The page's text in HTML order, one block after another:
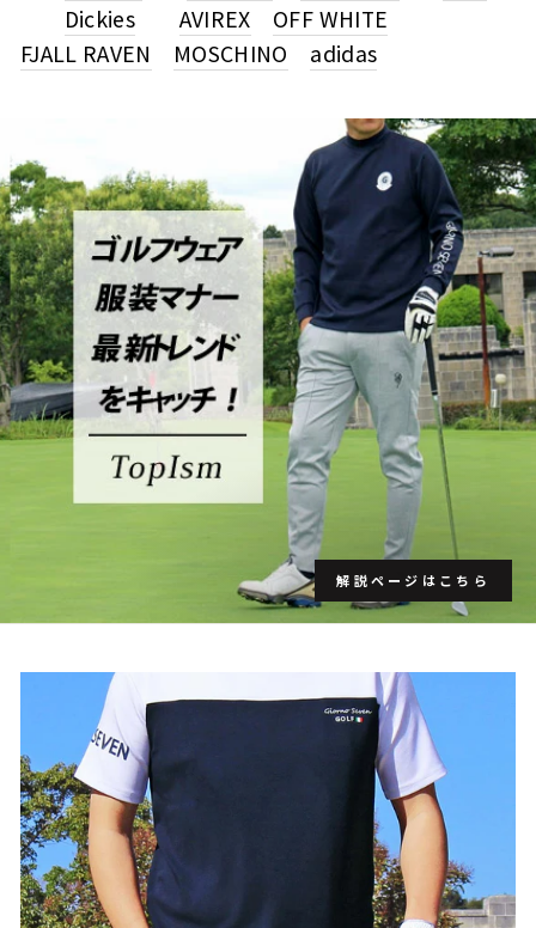
Dickies
AVIREX
OFF WHITE
FJALL RAVEN
MOSCHINO adidas
解説ページはこちら